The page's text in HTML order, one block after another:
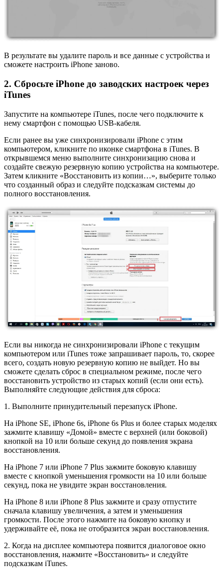
В результате вы удалите пароль и все данные с устройства и
сможете настроить iPhone заново.
2. Сбросьте iPhone до заводских настроек через
iTunes
Запустите на компьютере iTunes, после чего подключите к
нему смартфон с помощью USB-кабеля.
Если ранее вы уже синхронизировали iPhone с этим
компьютером, кликните по иконке смартфона в iTunes. В
открывшемся меню выполните синхронизацию снова и
создайте свежую резервную копию устройства на компьютере.
Затем кликните «Восстановить из копии…», выберите только
что созданный образ и следуйте подсказкам системы до
полного восстановления.
Если вы никогда не синхронизировали iPhone с текущим
компьютером или iTunes тоже запрашивает пароль, то, скорее
всего, создать новую резервную копию не выйдет. Но вы
сможете сделать сброс в специальном режиме, после чего
восстановить устройство из старых копий (если они есть).
Выполняйте следующие действия для сброса:
1. Выполните принудительный перезапуск iPhone.
На iPhone SE, iPhone 6s, iPhone 6s Plus и более старых моделях
зажмите клавишу «Домой» вместе с верхней (или боковой)
кнопкой на 10 или больше секунд до появления экрана
восстановления.
На iPhone 7 или iPhone 7 Plus зажмите боковую клавишу
вместе с кнопкой уменьшения громкости на 10 или больше
секунд, пока не увидите экран восстановления.
На iPhone 8 или iPhone 8 Plus зажмите и сразу отпустите
сначала клавишу увеличения, а затем и уменьшения
громкости. После этого нажмите на боковую кнопку и
удерживайте её, пока не отобразится экран восстановления.
2. Когда на дисплее компьютера появится диалоговое окно
восстановления, нажмите «Восстановить» и следуйте
подсказкам iTunes.